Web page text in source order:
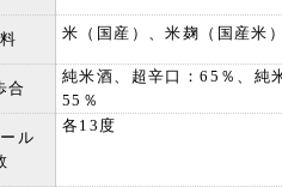
米（国産）、米麹（国産米）
合
純米酒、超辛口：65％、純
55％
ル
各13度